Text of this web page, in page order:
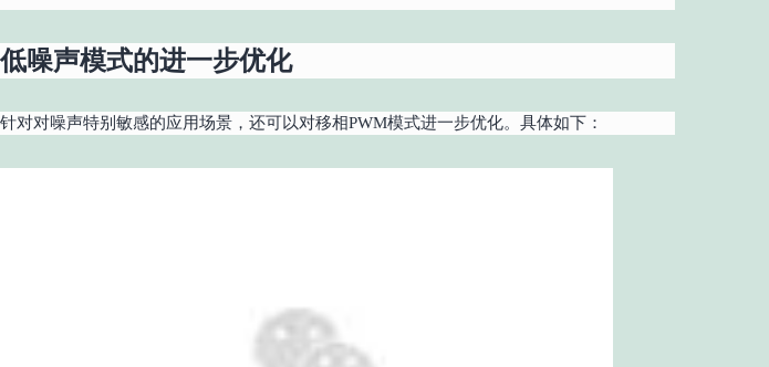
低噪声模式的进一步优化
针对对噪声特别敏感的应用场景，还可以对移相PWM模式进一步优化。具体如下：